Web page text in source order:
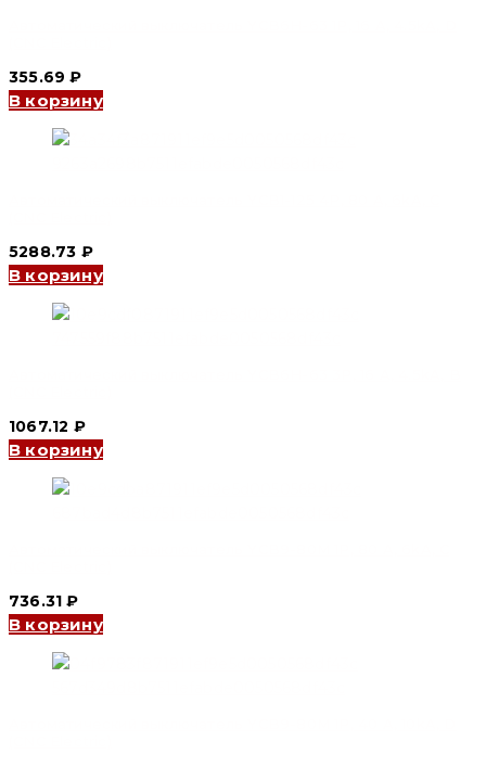
355.69₽
В корзину
5288.73 ₽
В корзину
1067.12 ₽
В корзину
736.31₽
В корзину